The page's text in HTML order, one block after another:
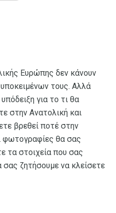
Ευρώπης δεν κάνουν
τους. Αλλά
για το τι θα
στην Ανατολική και
βρεθεί ποτέ στην
φωτογραφίες θα σας
τα στοιχεία που σας
σας ζητήσουμε να κλείσετε